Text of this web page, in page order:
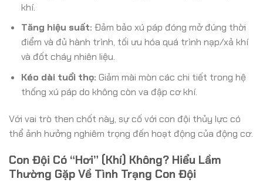
khí.
Tăng hiệu suất: Đảm bảo xú páp đóng mở đúng thời
điểm và đủ hành trình, tối ưu hóa quá trình nạp/xả khí
và đốt cháy nhiên liệu.
Kéo dài tuổi thọ: Giảm mài mòn các chi tiết trong hệ
thống xú páp do không còn va đập cơ khí.
Với vai trò then chốt này, sự cố với con đội thủy lực có
thể ảnh hưởng nghiêm trọng đến hoạt động của động cơ.
Con Đội Có “Hơi” (Khí) Không? Hiểu Lầm
Thường Gặp Về Tình Trạng Con Đội